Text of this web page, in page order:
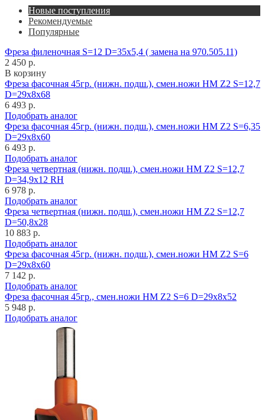
Новые поступления
Рекомендуемые
Популярные
Фреза филеночная S=12 D=35x5,4 ( замена на 970.505.11)
2 450 р.
В корзину
Фреза фасочная 45гр. (нижн. подш.), смен.ножи HM Z2 S=12,7
D=29x8x68
6 493 р.
Подобрать аналог
Фреза фасочная 45гр. (нижн. подш.), смен.ножи HM Z2 S=6,35
D=29x8x60
6 493 р.
Подобрать аналог
Фреза четвертная (нижн. подш.), смен.ножи HM Z2 S=12,7
D=34,9x12 RH
6 978 р.
Подобрать аналог
Фреза четвертная (нижн. подш.), смен.ножи HM Z2 S=12,7
D=50,8x28
10 883 р.
Подобрать аналог
Фреза фасочная 45гр. (нижн. подш.), смен.ножи HM Z2 S=6
D=29x8x60
7 142 р.
Подобрать аналог
Фреза фасочная 45гр., смен.ножи HM Z2 S=6 D=29x8x52
5 948 р.
Подобрать аналог